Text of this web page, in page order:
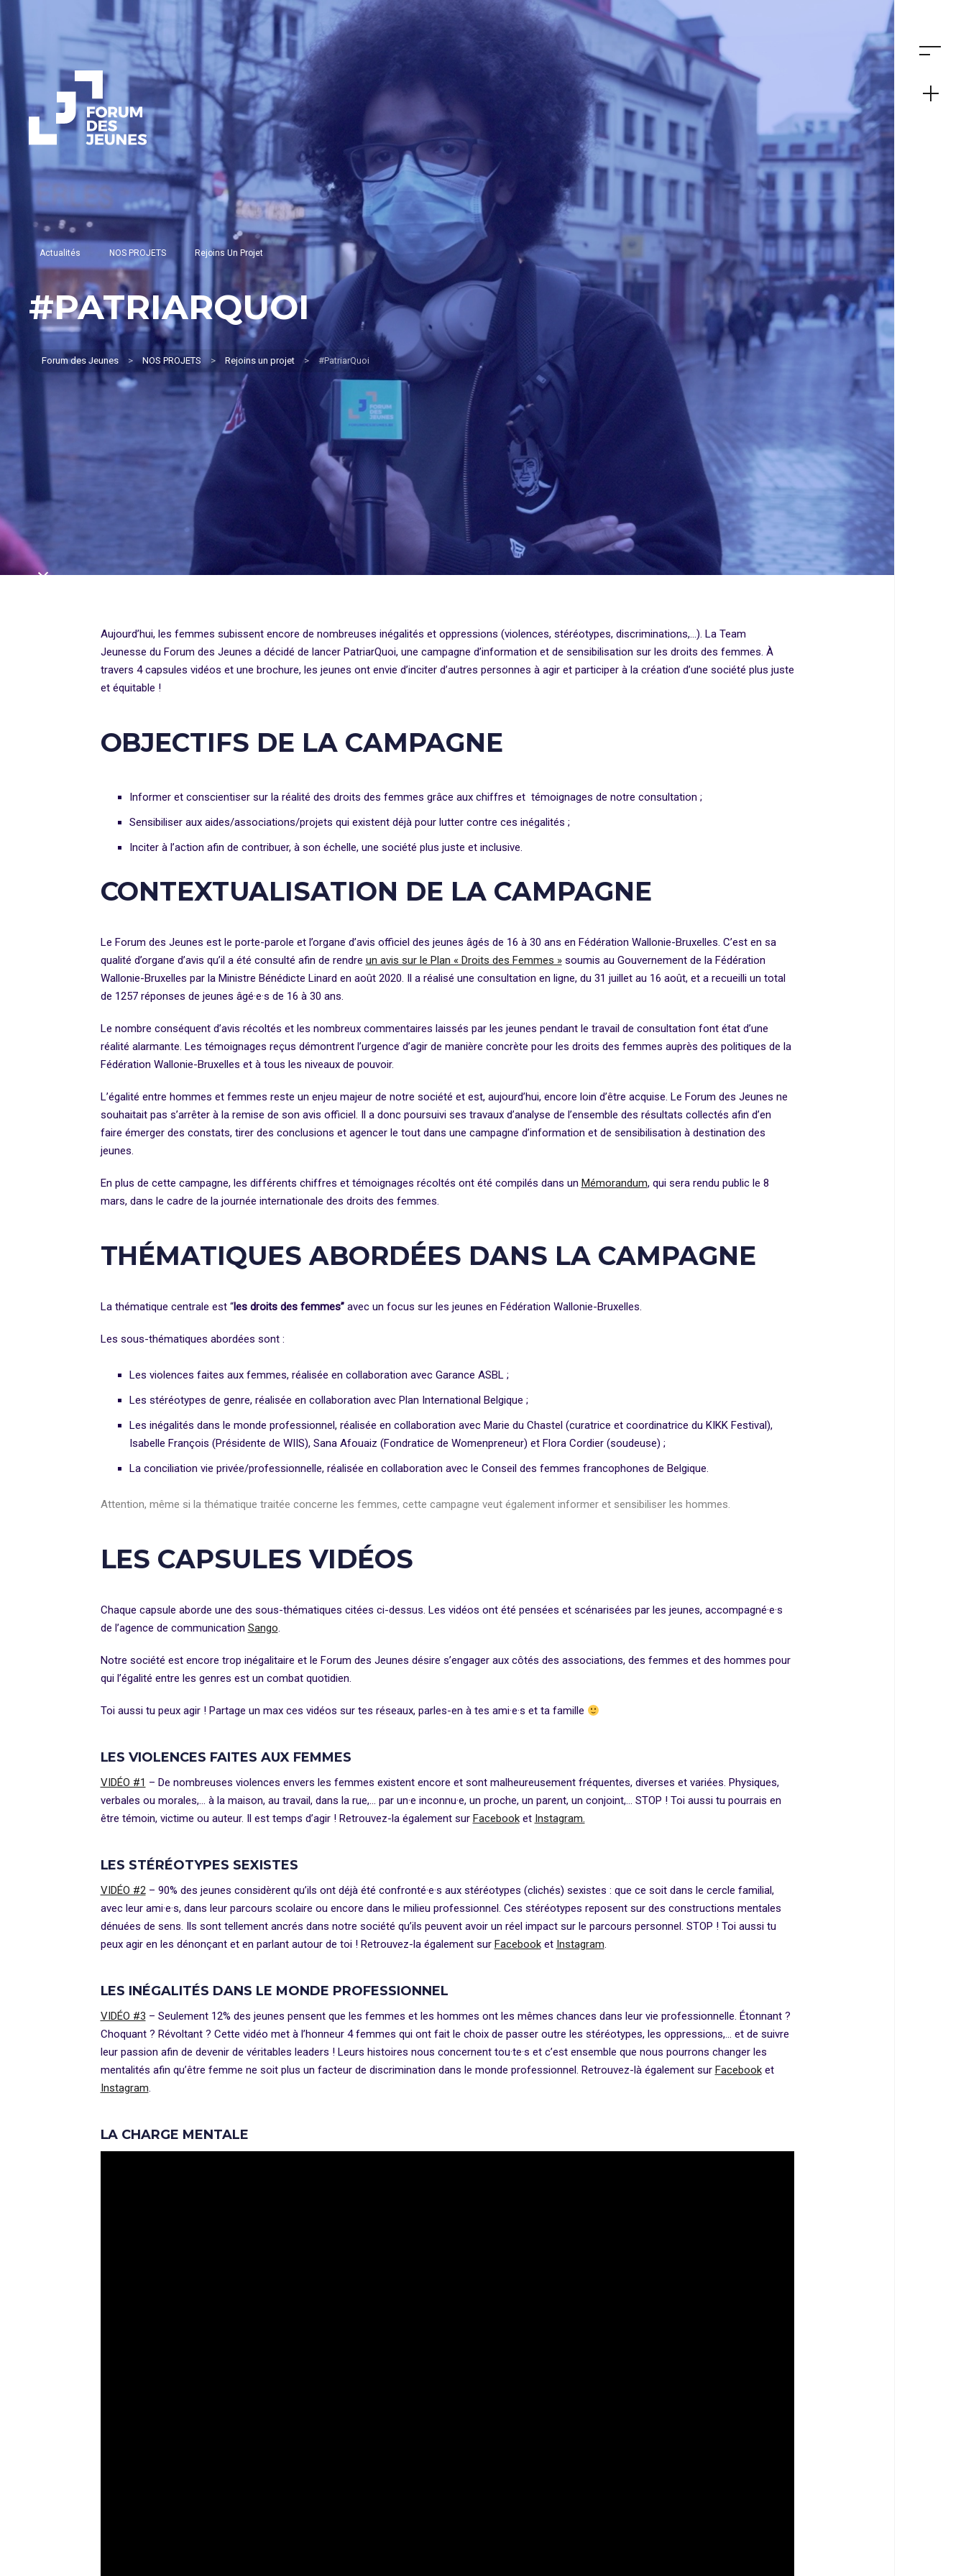
Actualités NOS PROJETS Rejoins Un Projet
#PATRIARQUOI
Forum des Jeunes > NOS PROJETS > Rejoins un projet > #PatriarQuoi
Aujourd’hui, les femmes subissent encore de nombreuses inégalités et oppressions (violences, stéréotypes, discriminations,…). La Team
Jeunesse du Forum des Jeunes a décidé de lancer PatriarQuoi, une campagne d’information et de sensibilisation sur les droits des femmes. À
travers 4 capsules vidéos et une brochure, les jeunes ont envie d’inciter d’autres personnes à agir et participer à la création d’une société plus juste
et équitable !
OBJECTIFS DE LA CAMPAGNE
Informer et conscientiser sur la réalité des droits des femmes grâce aux chiffres et témoignages de notre consultation ;
Sensibiliser aux aides/associations/projets qui existent déjà pour lutter contre ces inégalités ;
Inciter à l’action afin de contribuer, à son échelle, une société plus juste et inclusive.
CONTEXTUALISATION DE LA CAMPAGNE
Le Forum des Jeunes est le porte-parole et l’organe d’avis officiel des jeunes âgés de 16 à 30 ans en Fédération Wallonie-Bruxelles. C’est en sa
qualité d’organe d’avis qu’il a été consulté afin de rendre un avis sur le Plan « Droits des Femmes »soumis au Gouvernement de la Fédération
Wallonie-Bruxelles par la Ministre Bénédicte Linard en août 2020. Il a réalisé une consultation en ligne, du 31 juillet au 16 août, et a recueilli un total
de 1257 réponses de jeunes âgé·e·s de 16 à 30 ans.
Le nombre conséquent d’avis récoltés et les nombreux commentaires laissés par les jeunes pendant le travail de consultation font état d’une
réalité alarmante. Les témoignages reçus démontrent l’urgence d’agir de manière concrète pour les droits des femmes auprès des politiques de la
Fédération Wallonie-Bruxelles et à tous les niveaux de pouvoir.
L’égalité entre hommes et femmes reste un enjeu majeur de notre société et est, aujourd’hui, encore loin d’être acquise. Le Forum des Jeunes ne
souhaitait pas s’arrêter à la remise de son avis officiel. Il a donc poursuivi ses travaux d’analyse de l’ensemble des résultats collectés afin d’en
faire émerger des constats, tirer des conclusions et agencer le tout dans une campagne d’information et de sensibilisation à destination des
jeunes.
En plus de cette campagne, les différents chiffres et témoignages récoltés ont été compilés dans un Mémorandum, qui sera rendu public le 8
mars, dans le cadre de la journée internationale des droits des femmes.
THÉMATIQUES ABORDÉES DANS LA CAMPAGNE
La thématique centrale est “les droits des femmes”avec un focus sur les jeunes en Fédération Wallonie-Bruxelles.
Les sous-thématiques abordées sont :
Les violences faites aux femmes, réalisée en collaboration avec Garance ASBL ;
Les stéréotypes de genre, réalisée en collaboration avec Plan International Belgique ;
Les inégalités dans le monde professionnel, réalisée en collaboration avec Marie du Chastel (curatrice et coordinatrice du KIKK Festival),
Isabelle François (Présidente de WIIS), Sana Afouaiz (Fondratice de Womenpreneur) et Flora Cordier (soudeuse) ;
La conciliation vie privée/professionnelle, réalisée en collaboration avec le Conseil des femmes francophones de Belgique.
Attention, même si la thématique traitée concerne les femmes, cette campagne veut également informer et sensibiliser les hommes.
LES CAPSULES VIDÉOS
Chaque capsule aborde une des sous-thématiques citées ci-dessus. Les vidéos ont été pensées et scénarisées par les jeunes, accompagné·e·s
de l’agence de communication Sango.
Notre société est encore trop inégalitaire et le Forum des Jeunes désire s’engager aux côtés des associations, des femmes et des hommes pour
qui l’égalité entre les genres est un combat quotidien.
Toi aussi tu peux agir ! Partage un max ces vidéos sur tes réseaux, parles-en à tes ami·e·s et ta famille
LES VIOLENCES FAITES AUX FEMMES
VIDÉO #1 – De nombreuses violences envers les femmes existent encore et sont malheureusement fréquentes, diverses et variées. Physiques,
verbales ou morales,… à la maison, au travail, dans la rue,… par un·e inconnu·e, un proche, un parent, un conjoint,… STOP ! Toi aussi tu pourrais en
être témoin, victime ou auteur. Il est temps d’agir ! Retrouvez-la également sur Facebooket Instagram.
LES STÉRÉOTYPES SEXISTES
VIDÉO #2– 90% des jeunes considèrent qu’ils ont déjà été confronté·e·s aux stéréotypes (clichés) sexistes : que ce soit dans le cercle familial,
avec leur ami·e·s, dans leur parcours scolaire ou encore dans le milieu professionnel. Ces stéréotypes reposent sur des constructions mentales
dénuées de sens. Ils sont tellement ancrés dans notre société qu’ils peuvent avoir un réel impact sur le parcours personnel. STOP ! Toi aussi tu
peux agir en les dénonçant et en parlant autour de toi ! Retrouvez-la également sur Facebooket Instagram.
LES INÉGALITÉS DANS LE MONDE PROFESSIONNEL
VIDÉO #3 – Seulement 12% des jeunes pensent que les femmes et les hommes ont les mêmes chances dans leur vie professionnelle. Étonnant ?
Choquant ? Révoltant ? Cette vidéo met à l’honneur 4 femmes qui ont fait le choix de passer outre les stéréotypes, les oppressions,… et de suivre
leur passion afin de devenir de véritables leaders ! Leurs histoires nous concernent tou·te·s et c’est ensemble que nous pourrons changer les
mentalités afin qu’être femme ne soit plus un facteur de discrimination dans le monde professionnel. Retrouvez-là également sur Facebooket
Instagram.
LA CHARGE MENTALE